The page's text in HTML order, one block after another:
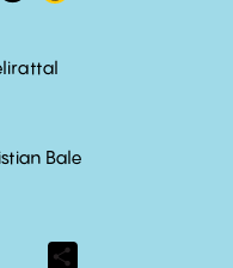
Bale